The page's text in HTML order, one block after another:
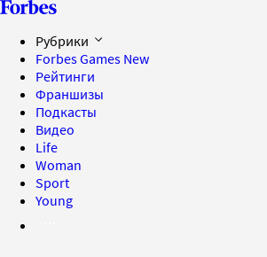
Рубрики
Forbes Games New
Рейтинги
Франшизы
Подкасты
Видео
Life
Woman
Sport
Young